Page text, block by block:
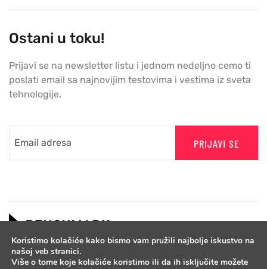
Ostani u toku!
Prijavi se na newsletter listu i jednom nedeljno cemo ti
poslati email sa najnovijim testovima i vestima iz sveta
tehnologije.
PRIJAVI SE
Koristimo kolačiće kako bismo vam pružili najbolje iskustvo na
našoj veb stranici.
Više o tome koje kolačiće koristimo ili da ih isključite možete